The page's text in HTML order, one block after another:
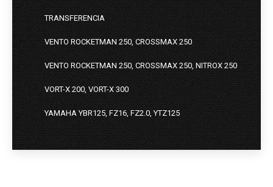
TRANSFERENCIA
VENTO ROCKETMAN 250, CROSSMAX 250
VENTO ROCKETMAN 250, CROSSMAX 250, NITROX 250
VORT-X 200, VORT-X 300
YAMAHA YBR125, FZ16, FZ2.0, YTZ125